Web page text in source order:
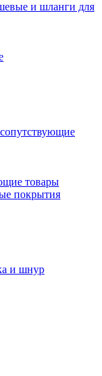
и шланги для
товары
покрытия
и шнур